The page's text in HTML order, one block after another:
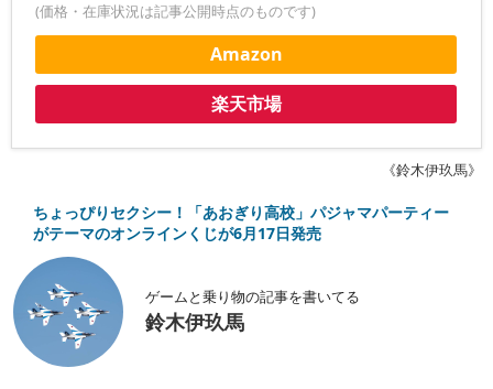
(価格・在庫状況は記事公開時点のものです)
Amazon
楽天市場
《鈴木伊玖馬》
ちょっぴりセクシー！「あおぎり高校」パジャマパーティー
がテーマのオンラインくじが6月17日発売
ゲームと乗り物の記事を書いてる
鈴木伊玖馬